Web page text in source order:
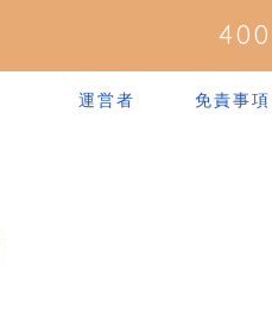
運営者 免責事項